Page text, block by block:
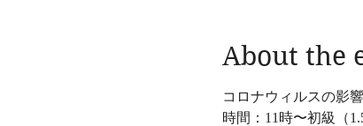
About the
コロナウィルスの影
時間：11時〜初級（